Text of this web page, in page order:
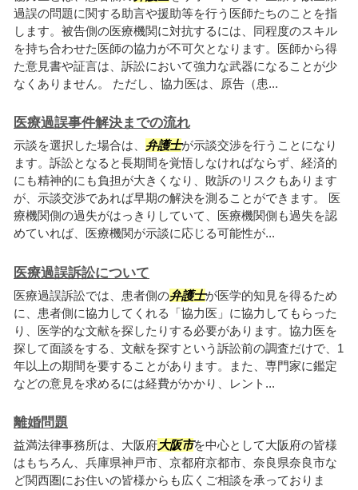
過誤の問題に関する助言や援助等を行う医師たちのことを指
します。被告側の医療機関に対抗するには、同程度のスキル
を持ち合わせた医師の協力が不可欠となります。医師から得
た意見書や証言は、訴訟において強力な武器になることが少
なくありません。 ただし、協力医は、原告（患...
医療過誤事件解決までの流れ
示談を選択した場合は、 弁護士が示談交渉を行うことになり
ます。訴訟となると長期間を覚悟しなければならず、経済的
にも精神的にも負担が大きくなり、敗訴のリスクもあります
が、示談交渉であれば早期の解決を測ることができます。 医
療機関側の過失がはっきりしていて、医療機関側も過失を認
めていれば、医療機関が示談に応じる可能性が...
医療過誤訴訟について
医療過誤訴訟では、患者側の弁護士が医学的知見を得るため
に、患者側に協力してくれる「協力医」に協力してもらった
り、医学的な文献を探したりする必要があります。協力医を
探して面談をする、文献を探すという訴訟前の調査だけで、1
年以上の期間を要することがあります。また、専門家に鑑定
などの意見を求めるには経費がかかり、レント...
離婚問題
益満法律事務所は、大阪府大阪市を中心として大阪府の皆様
はもちろん、兵庫県神戸市、京都府京都市、奈良県奈良市な
ど関西圏にお住いの皆様からも広くご相談を承っておりま